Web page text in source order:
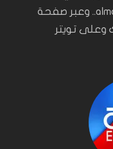
almasalahsources@gmail.com.. وعبر صفحة
وعلى تويتر